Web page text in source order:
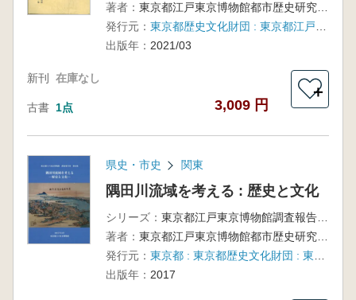
著者：
東京都江戸東京博物館都市歴史研究室編
発行元：
出版年： 2021/03
新刊 在庫なし
古書 1点 3,009 円
＋
県史・市史 関東
隅田川流域を考える : 歴史と文化
シリーズ：
東京都江戸東京博物館調査報告書第32集
著者：
東京都江戸東京博物館都市歴史研究室編集
発行元：
出版年： 2017